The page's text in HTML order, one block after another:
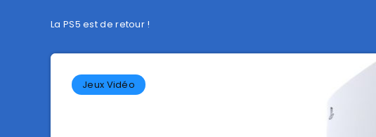
La PS5 est de retour !
Jeux Vidéo